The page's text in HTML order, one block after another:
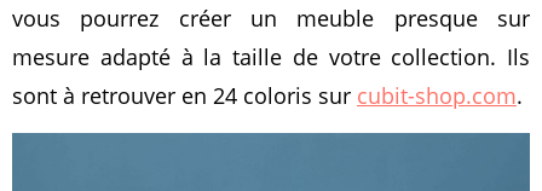
vous pourrez créer un meuble presque sur
mesure adapté à la taille de votre collection. Ils
sont à retrouver en 24 coloris sur cubit-shop.com.